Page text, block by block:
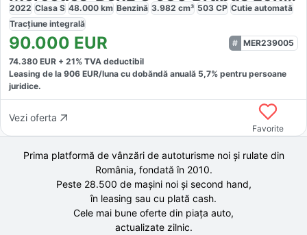
2022 Clasa S 48.000 km Benzină 3.982 cm³ 503 CP Cutie automată
Tracțiune integrală
90.000 EUR
MER239005
74.380 EUR + 21% TVA deductibil
Leasing de la 906 EUR/luna cu dobăndă anuală 5,7% pentru persoane
juridice.
Vezi oferta
Favorite
Prima platformă de vânzări de autoturisme noi și rulate din
România, fondată în 2010.
Peste 28.500 demașini noi și second hand,
în leasing sau cu plată cash.
Cele mai bune oferte din piața auto,
actualizate zilnic.